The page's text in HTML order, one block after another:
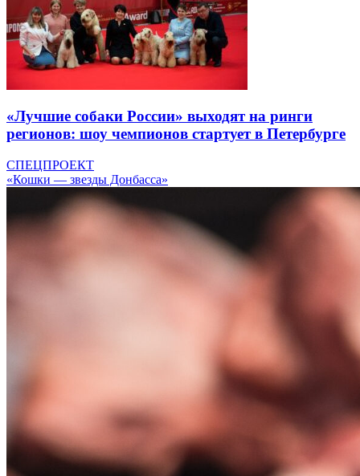
«Лучшие собаки России» выходят на ринги
регионов: шоу чемпионов стартует в Петербурге
СПЕЦПРОЕКТ
«Кошки — звезды Донбасса»